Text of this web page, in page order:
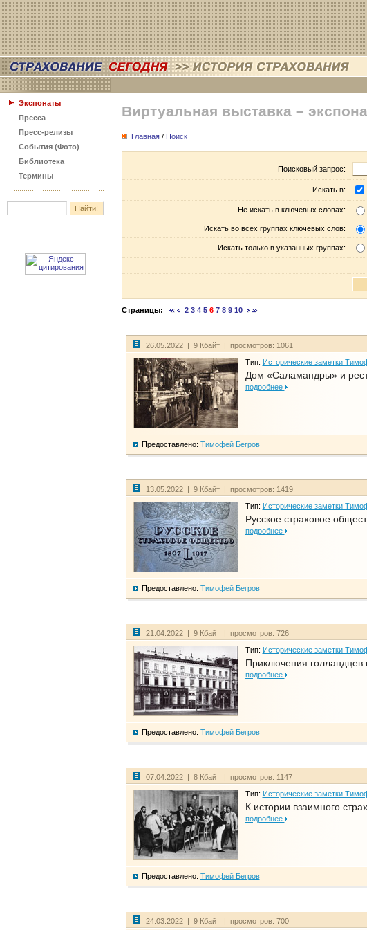
Экспонаты
Пресса
Пресс-релизы
События (Фото)
Библиотека
Термины
Виртуальная выставка –
Главная / Поиск
Поисковый запрос:
Искать в:
Не искать в ключевых словах:
Искать во всех группах ключевых слов:
Искать только в указанных группах:
Страницы: 2 3 4 5 6 7 8 9 10
26.05.2022 | 9 Кбайт | просмотров: 1061
Тип: Исторические заметки
Дом «Саламандры» и
подробнее
Предоставлено: Тимофей Бегров
13.05.2022 | 9 Кбайт | просмотров: 1419
Тип: Исторические заметки
Русское страховое
подробнее
Предоставлено: Тимофей Бегров
21.04.2022 | 9 Кбайт | просмотров: 726
Тип: Исторические заметки
Приключения голландцев
подробнее
Предоставлено: Тимофей Бегров
07.04.2022 | 8 Кбайт | просмотров: 1147
Тип: Исторические заметки
К истории взаимного
подробнее
Предоставлено: Тимофей Бегров
24.03.2022 | 9 Кбайт | просмотров: 700